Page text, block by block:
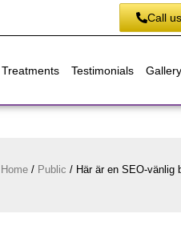
Call
Testimonials Gallery
Home / Public / Här är en SEO-vänlig